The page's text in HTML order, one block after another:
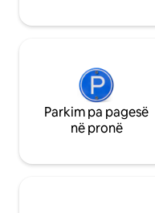
Parkim pa pagesë
në pronë